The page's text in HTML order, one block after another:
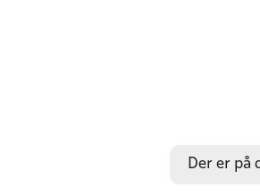
Der er